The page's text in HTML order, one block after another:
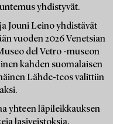
yhdistyvät.
Jouni Leino yhdistävät
vuoden 2026 Venetsian
del Vetro -museon
kahden suomalaisen
Lähde-teos valittiin
yhteen läpileikkauksen